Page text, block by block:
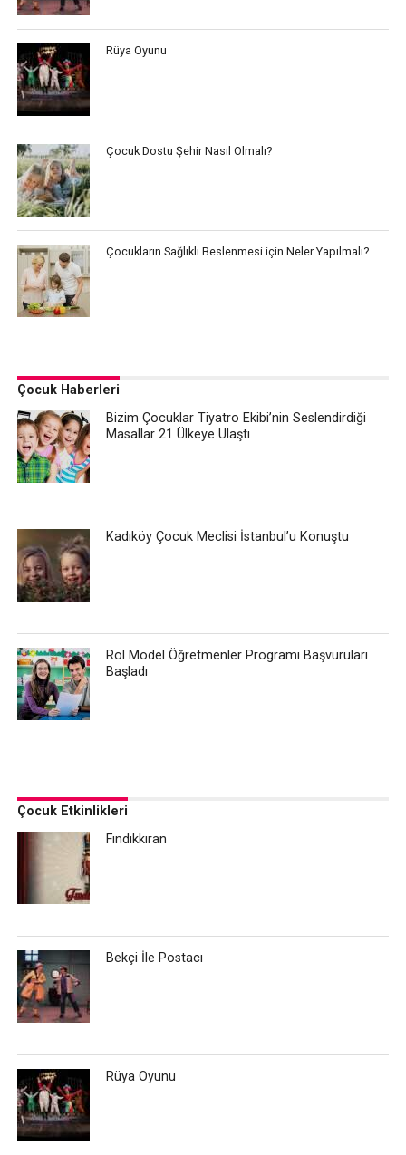
Rüya Oyunu
Çocuk Dostu Şehir Nasıl Olmalı?
Çocukların Sağlıklı Beslenmesi için Neler Yapılmalı?
Çocuk Haberleri
Bizim Çocuklar Tiyatro Ekibi’nin Seslendirdiği
Masallar 21 Ülkeye Ulaştı
Kadıköy Çocuk Meclisi İstanbul’u Konuştu
Rol Model Öğretmenler Programı Başvuruları
Başladı
Çocuk Etkinlikleri
Fındıkkıran
Bekçi İle Postacı
Rüya Oyunu